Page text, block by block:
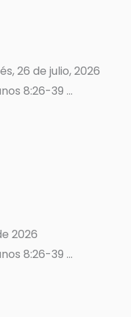
26 de julio, 2026
8:26-39 ...
2026
8:26-39 ...